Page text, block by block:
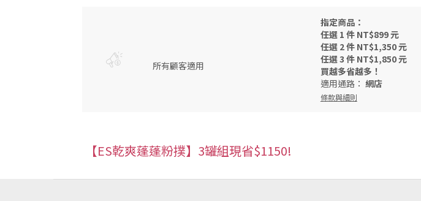
所有顧客適用
指定商品：
任選 1 件 NT$899 元
任選 2 件 NT$1,350 元
任選 3 件 NT$1,850 元
買越多省越多！
適用通路： 網店
條款與細則
【ES乾爽蓬蓬粉撲】3罐組現省$1150!